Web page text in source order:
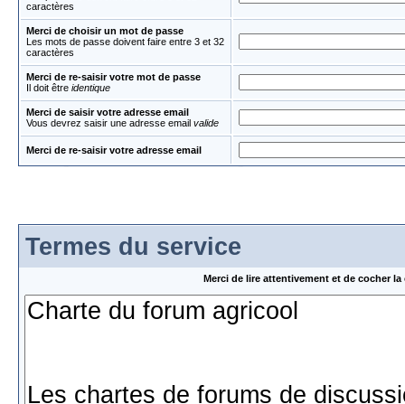
caractères
Merci de choisir un mot de passe
Les mots de passe doivent faire entre 3 et 32
caractères
Merci de re-saisir votre mot de passe
Il doit être identique
Merci de saisir votre adresse email
Vous devrez saisir une adresse email valide
Merci de re-saisir votre adresse email
Termes du service
Merci de lire attentivement et de cocher